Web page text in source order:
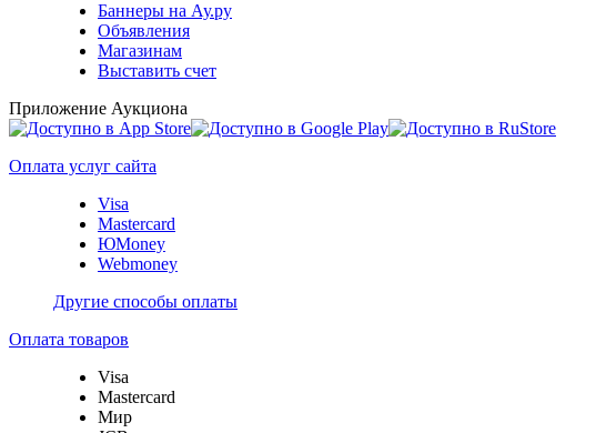
Баннеры на Ау.ру
Объявления
Магазинам
Выставить счет
Приложение Аукциона
Оплата услуг сайта
Visa
Mastercard
ЮMoney
Webmoney
Другие способы оплаты
Оплата товаров
Visa
Mastercard
Мир